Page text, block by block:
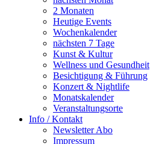
2 Monaten
Heutige Events
Wochenkalender
nächsten 7 Tage
Kunst & Kultur
Wellness und Gesundheit
Besichtigung & Führung
Konzert & Nightlife
Monatskalender
Veranstaltungsorte
Info / Kontakt
Newsletter Abo
Impressum